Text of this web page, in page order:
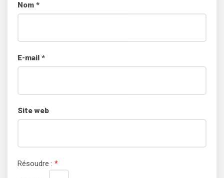
Nom *
E-mail *
Site web
Résoudre : *